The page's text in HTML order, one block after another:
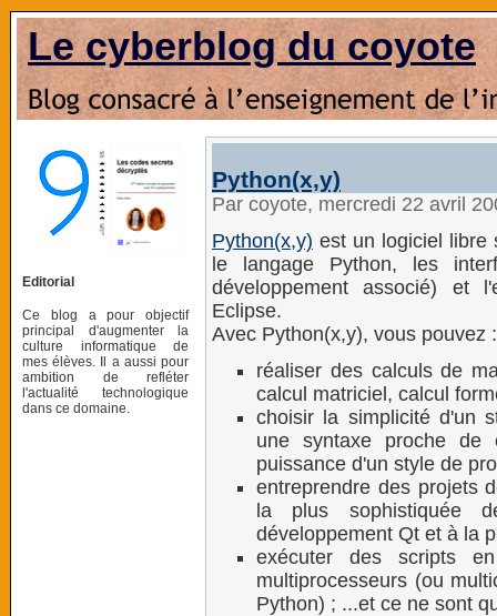
Le cyberblog du coyote
Editorial
Ce blog a pour objectif
principal d'augmenter la
culture informatique de
mes élèves. Il a aussi pour
ambition de refléter
l'actualité technologique
dans ce domaine.
Python(x,y)
Par coyote, mercredi 22 avril
Python(x,y) est un logiciel libre
le langage Python, les
développement associé) et
Eclipse.
Avec Python(x,y), vous pouvez :
réaliser des calculs de
calcul matriciel, calcul
choisir la simplicité d'un
une syntaxe proche
puissance d'un style de
entreprendre des projets
la plus sophistiquée
développement Qt et à la
exécuter des scripts
multiprocesseurs (ou
Python) ; ...et ce ne sont